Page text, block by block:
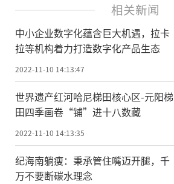
相关新闻
中小企业数字化蕴含巨大机遇，拉卡
拉等机构着力打造数字化产品生态
2022-11-10 14:13:47
世界遗产红河哈尼梯田核心区-元阳梯
田四季画卷“铺”进十八数藏
2022-11-10 14:13:35
纪海南躺瘦：秉承管住嘴迈开腿，千
万不要断碳水理念